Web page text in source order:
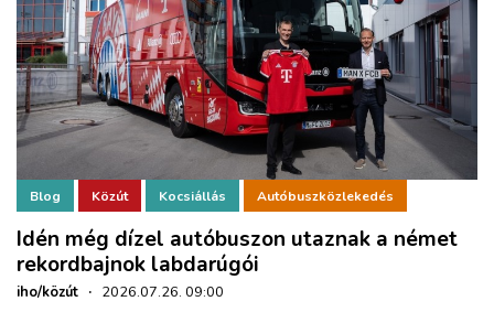
Blog Közút Kocsiállás Autóbuszközlekedés
Idén még dízel autóbuszon utaznak a német
rekordbajnok labdarúgói
iho/közút · 2026.07.26. 09:00